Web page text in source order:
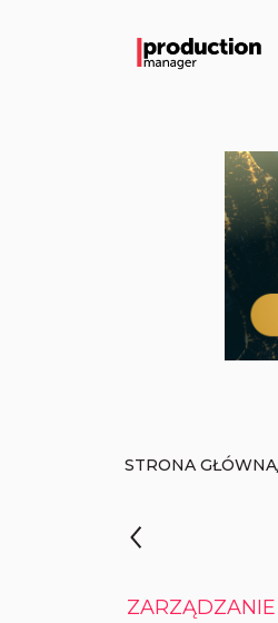
STRONA GŁÓWNA
ZARZĄDZANIE